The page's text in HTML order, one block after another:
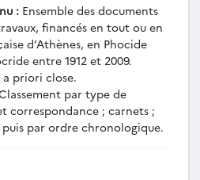
Roger et H. van Effenterre
1-1937-1938-02 - Dossier
sur la céramique de Kirrha
au musée de Delphes,
(1938).
1-1937-1938-03 - Dossier
sur Krisa, Kirrha et
: Ensemble des documents
financés en tout ou en
d’Athènes, en Phocide
entre 1912 et 2009.
a priori close.
par type de
correspondance ; carnets ;
par ordre chronologique.